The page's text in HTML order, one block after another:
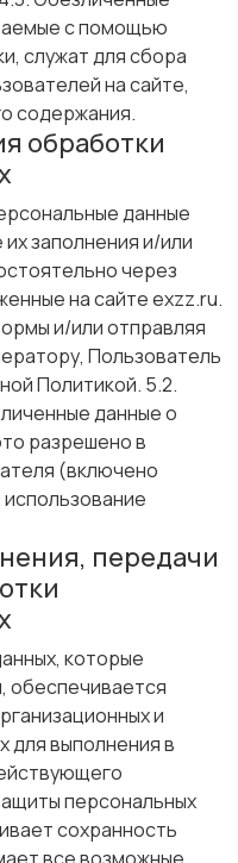
с помощью
служат для сбора
на сайте,
содержания.
обработки
данные
заполнения и/или
через
на сайте exzz.ru.
и/или отправляя
Пользователь
Политикой. 5.2.
данные о
разрешено в
(включено
передачи
которые
и
для выполнения в
персональных
сохранность